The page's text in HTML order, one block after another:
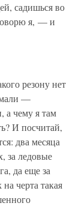
садишься во
я, — и
резону нет
—
а чему я там
И посчитай,
два месяца
за ледовые
да еще за
черта такая